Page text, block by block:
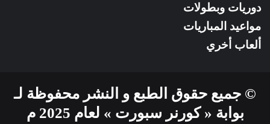
دوريات وبطولات
مواعيد المباريات
ألعاب أخري
© جميع حقوق الطبع و النشر محفوظة لـ
بوابة « كورنر سبورت » لعام 2025 م